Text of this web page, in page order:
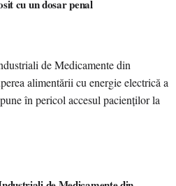
cu un dosar penal